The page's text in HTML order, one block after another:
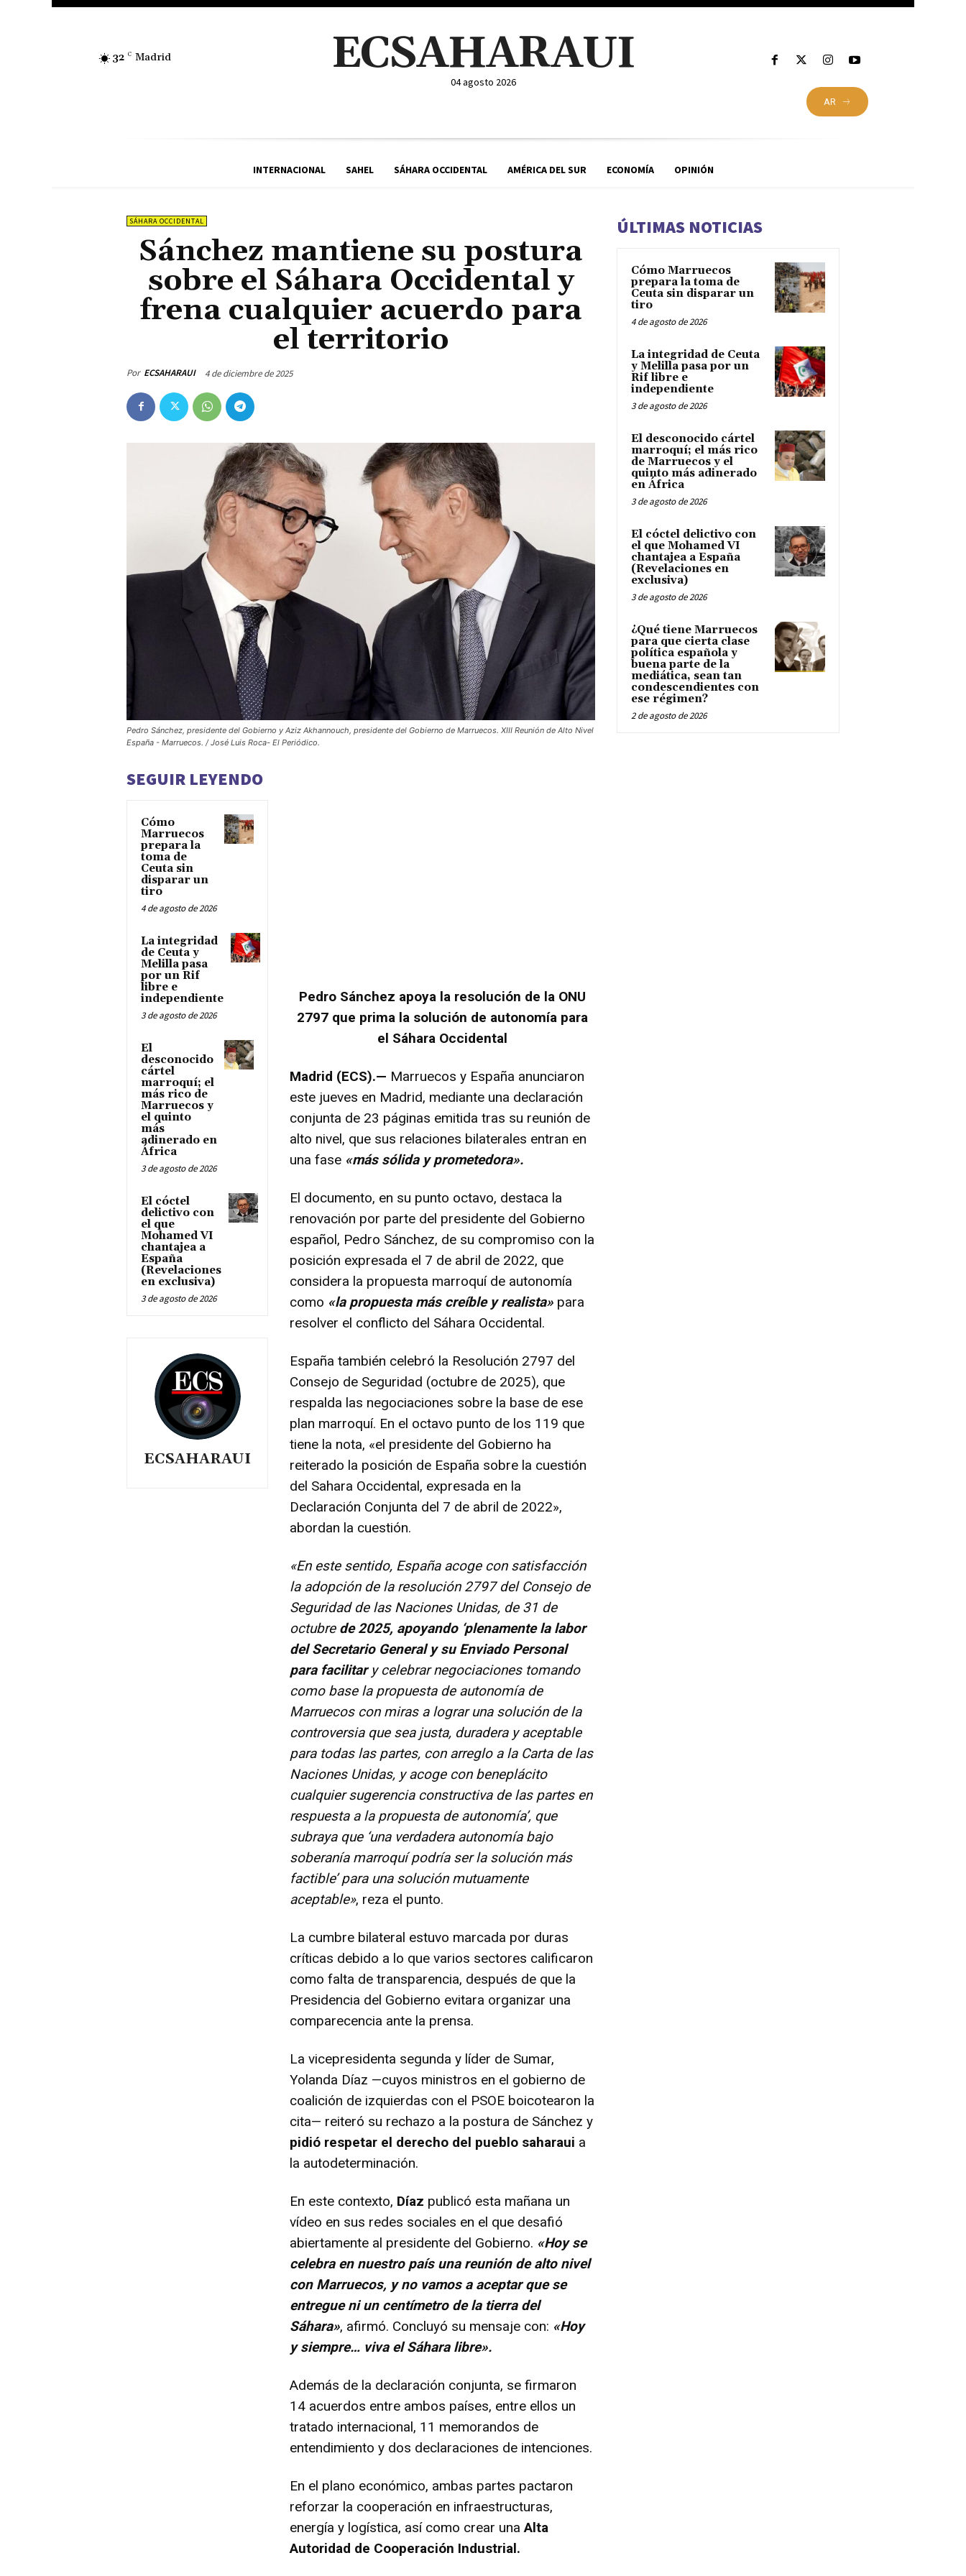
32 C Madrid ECSAHARAUI
04 agosto 2026
AR
INTERNACIONAL SAHEL SÁHARA OCCIDENTAL AMÉRICA DEL SUR ECONOMÍA OPINIÓN
SÁHARA OCCIDENTAL
Sánchez mantiene su postura
sobre el Sáhara Occidental y
frena cualquier acuerdo para
el territorio
Por ECSAHARAUI 4 de diciembre de 2025
Pedro Sánchez, presidente del Gobierno y Aziz Akhannouch, presidente del Gobierno de Marruecos. XIII Reunión de Alto Nivel
España - Marruecos. / José Luis Roca- El Periódico.
SEGUIR LEYENDO
Cómo
Marruecos
prepara la
toma de
Ceuta sin
disparar un
tiro
4 de agosto de 2026
La integridad
de Ceuta y
Melilla pasa
por un Rif
libre e
independiente
3 de agosto de 2026
El
desconocido
cártel
marroquí; el
más rico de
Marruecos y
el quinto
más
adinerado en
África
3 de agosto de 2026
El cóctel
delictivo con
el que
Mohamed VI
chantajea a
España
(Revelaciones
en exclusiva)
3 de agosto de 2026
ECSAHARAUI
Pedro Sánchez apoya la resolución de la ONU
2797 que prima la solución de autonomía para
el Sáhara Occidental
Madrid (ECS).— Marruecos y España anunciaron
este jueves en Madrid, mediante una declaración
conjunta de 23 páginas emitida tras su reunión de
alto nivel, que sus relaciones bilaterales entran en
una fase «más sólida y prometedora».
El documento, en su punto octavo, destaca la
renovación por parte del presidente del Gobierno
español, Pedro Sánchez, de su compromiso con la
posición expresada el 7 de abril de 2022, que
considera la propuesta marroquí de autonomía
como «la propuesta más creíble y realista» para
resolver el conflicto del Sáhara Occidental.
España también celebró la Resolución 2797 del
Consejo de Seguridad (octubre de 2025), que
respalda las negociaciones sobre la base de ese
plan marroquí. En el octavo punto de los 119 que
tiene la nota, «el presidente del Gobierno ha
reiterado la posición de España sobre la cuestión
del Sahara Occidental, expresada en la
Declaración Conjunta del 7 de abril de 2022»,
abordan la cuestión.
«En este sentido, España acoge con satisfacción
la adopción de la resolución 2797 del Consejo de
Seguridad de las Naciones Unidas, de 31 de
octubre de 2025, apoyando ‘plenamente la labor
del Secretario General y su Enviado Personal
para facilitary celebrar negociaciones tomando
como base la propuesta de autonomía de
Marruecos con miras a lograr una solución de la
controversia que sea justa, duradera y aceptable
para todas las partes, con arreglo a la Carta de las
Naciones Unidas, y acoge con beneplácito
cualquier sugerencia constructiva de las partes en
respuesta a la propuesta de autonomía’, que
subraya que ‘una verdadera autonomía bajo
soberanía marroquí podría ser la solución más
factible’ para una solución mutuamente
aceptable», reza el punto.
La cumbre bilateral estuvo marcada por duras
críticas debido a lo que varios sectores calificaron
como falta de transparencia, después de que la
Presidencia del Gobierno evitara organizar una
comparecencia ante la prensa.
La vicepresidenta segunda y líder de Sumar,
Yolanda Díaz —cuyos ministros en el gobierno de
coalición de izquierdas con el PSOE boicotearon la
cita— reiteró su rechazo a la postura de Sánchez y
pidió respetar el derecho del pueblo saharaui a
la autodeterminación.
En este contexto, Díaz publicó esta mañana un
vídeo en sus redes sociales en el que desafió
abiertamente al presidente del Gobierno. «Hoy se
celebra en nuestro país una reunión de alto nivel
con Marruecos, y no vamos a aceptar que se
entregue ni un centímetro de la tierra del
Sáhara», afirmó. Concluyó su mensaje con: «Hoy
y siempre… viva el Sáhara libre».
Además de la declaración conjunta, se firmaron
14 acuerdos entre ambos países, entre ellos un
tratado internacional, 11 memorandos de
entendimiento y dos declaraciones de intenciones.
En el plano económico, ambas partes pactaron
reforzar la cooperación en infraestructuras,
energía y logística, así como crear unaAlta
Autoridad de Cooperación Industrial.
ÚLTIMAS NOTICIAS
Cómo Marruecos
prepara la toma de
Ceuta sin disparar un
tiro
4 de agosto de 2026
La integridad de Ceuta
y Melilla pasa por un
Rif libre e
independiente
3 de agosto de 2026
El desconocido cártel
marroquí; el más rico
de Marruecos y el
quinto más adinerado
en África
3 de agosto de 2026
El cóctel delictivo con
el que Mohamed VI
chantajea a España
(Revelaciones en
exclusiva)
3 de agosto de 2026
¿Qué tiene Marruecos
para que cierta clase
política española y
buena parte de la
mediática, sean tan
condescendientes con
ese régimen?
2 de agosto de 2026